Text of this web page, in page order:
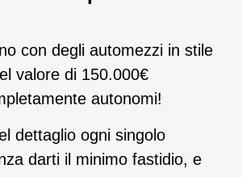
con degli automezzi in stile
valore di 150.000€
autonomi!
dettaglio ogni singolo
darti il minimo fastidio, e